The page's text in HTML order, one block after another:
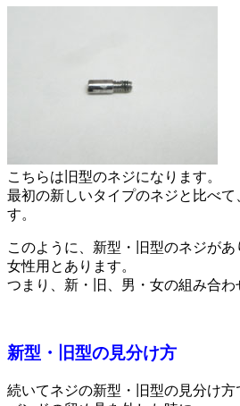
こちらは旧型のネジになります。
最初の新しいタイプのネジと比べて
す。
このように、新型・旧型のネジがあ
女性用とあります。
つまり、新・旧、男・女の組み合わ
新型・旧型の見分け方
続いてネジの新型・旧型の見分け方